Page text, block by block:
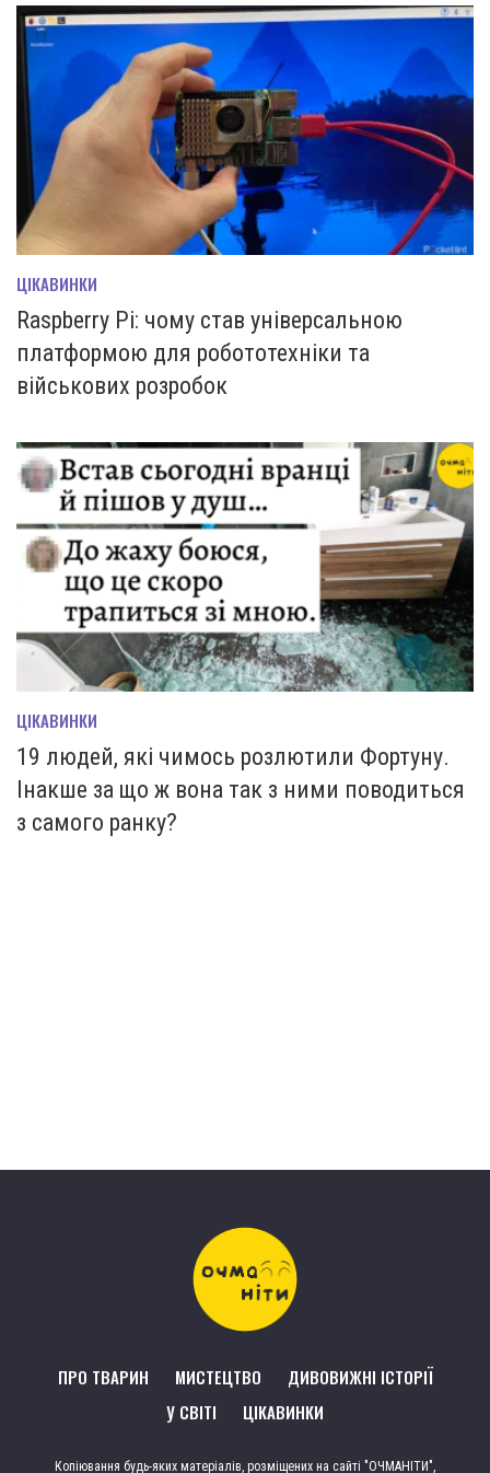
ЦІКАВИНКИ
Raspberry Pi: чому став універсальною
платформою для робототехніки та
військових розробок
ЦІКАВИНКИ
19 людей, які чимось розлютили Фортуну.
Інакше за що ж вона так з ними поводиться
з самого ранку?
ПРО ТВАРИН МИСТЕЦТВО
ДИВОВИЖНІ ІСТОРІЇ
У СВІТІ
ЦІКАВИНКИ
Копіювання будь-яких матеріалів, розміщених на сайті "ОЧМАНІТИ",